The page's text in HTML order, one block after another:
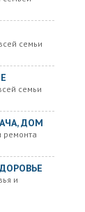
семьи
семьи
ДОМ
ремонта
и